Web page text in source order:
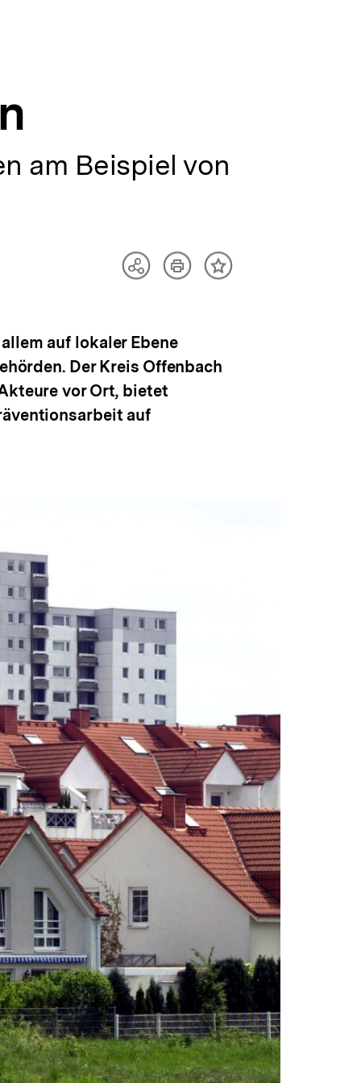
am Beispiel von
TeilenArtikelInhalt
auf lokaler Ebene
Der Kreis Offenbach
vor Ort, bietet
auf